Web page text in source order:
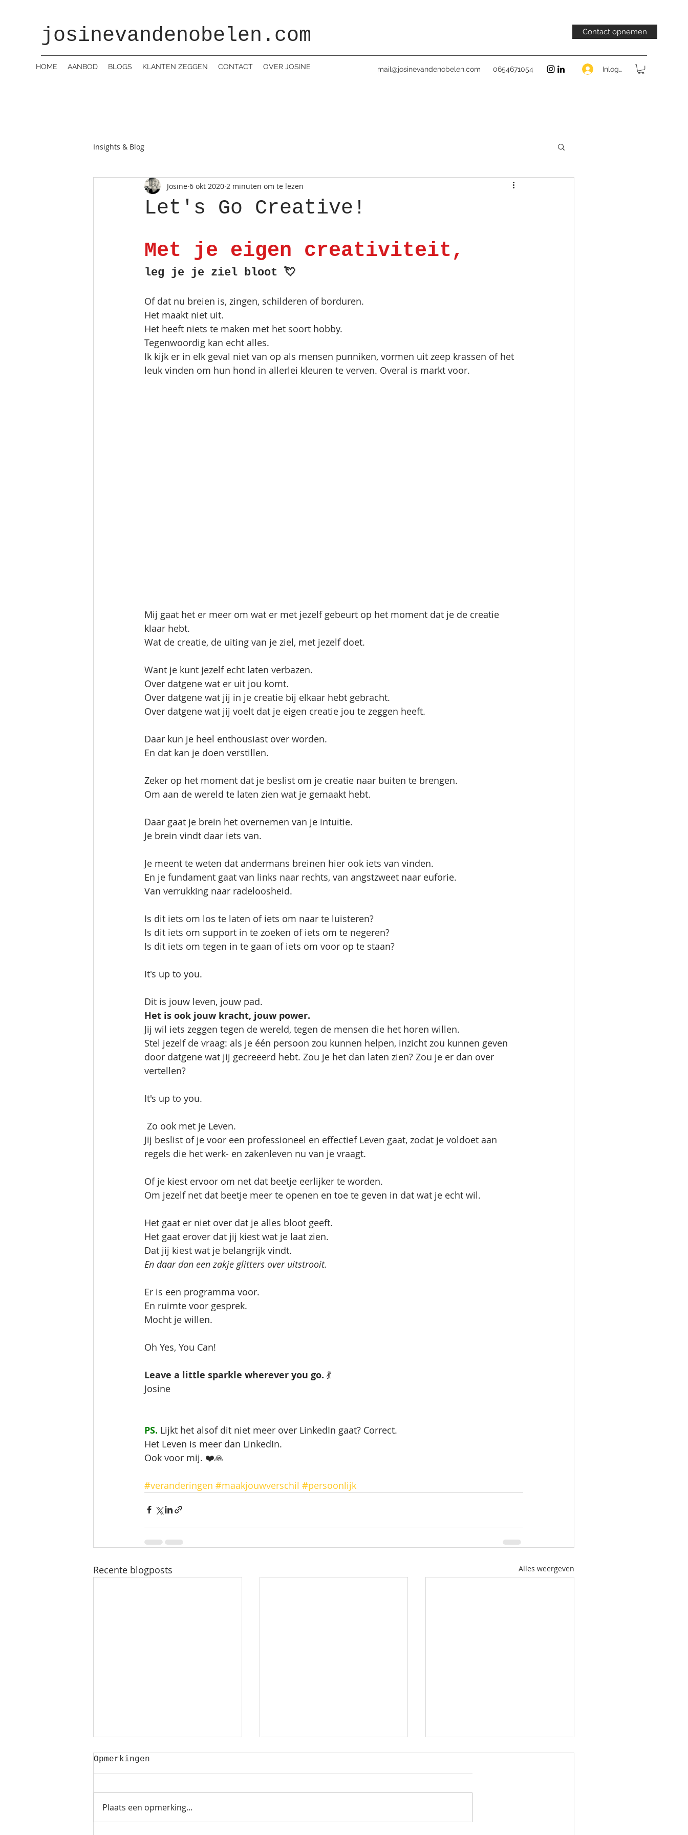
josinevandenobelen.com Contact opnemen
HOME AANBOD BLOGS KLANTEN ZEGGEN CONTACT OVER JOSINE mail@josinevandenobelen.com 0654671054 Inloggen
Insights & Blog
Let's Go Creative!
Josine 6 okt 2020 2 minuten om te lezen
Met je eigen creativiteit,
leg je je ziel bloot 💘
Of dat nu breien is, zingen, schilderen of borduren.
Het maakt niet uit.
Het heeft niets te maken met het soort hobby.
Tegenwoordig kan echt alles.
Ik kijk er in elk geval niet van op als mensen punniken, vormen uit zeep krassen of het
leuk vinden om hun hond in allerlei kleuren te verven. Overal is markt voor.
Mij gaat het er meer om wat er met jezelf gebeurt op het moment dat je de creatie
klaar hebt.
Wat de creatie, de uiting van je ziel, met jezelf doet.
Want je kunt jezelf echt laten verbazen.
Over datgene wat er uit jou komt.
Over datgene wat jij in je creatie bij elkaar hebt gebracht.
Over datgene wat jij voelt dat je eigen creatie jou te zeggen heeft.
Daar kun je heel enthousiast over worden.
En dat kan je doen verstillen.
Zeker op het moment dat je beslist om je creatie naar buiten te brengen.
Om aan de wereld te laten zien wat je gemaakt hebt.
Daar gaat je brein het overnemen van je intuïtie.
Je brein vindt daar iets van.
Je meent te weten dat andermans breinen hier ook iets van vinden.
En je fundament gaat van links naar rechts, van angstzweet naar euforie.
Van verrukking naar radeloosheid.
Is dit iets om los te laten of iets om naar te luisteren?
Is dit iets om support in te zoeken of iets om te negeren?
Is dit iets om tegen in te gaan of iets om voor op te staan?
It's up to you.
Dit is jouw leven, jouw pad.
Het is ook jouw kracht, jouw power.
Jij wil iets zeggen tegen de wereld, tegen de mensen die het horen willen.
Stel jezelf de vraag: als je één persoon zou kunnen helpen, inzicht zou kunnen geven
door datgene wat jij gecreëerd hebt. Zou je het dan laten zien? Zou je er dan over
vertellen?
It's up to you.
Zo ook met je Leven.
Jij beslist of je voor een professioneel en effectief Leven gaat, zodat je voldoet aan
regels die het werk- en zakenleven nu van je vraagt.
Of je kiest ervoor om net dat beetje eerlijker te worden.
Om jezelf net dat beetje meer te openen en toe te geven in dat wat je echt wil.
Het gaat er niet over dat je alles bloot geeft.
Het gaat erover dat jij kiest wat je laat zien.
Dat jij kiest wat je belangrijk vindt.
En daar dan een zakje glitters over uitstrooit.
Er is een programma voor.
En ruimte voor gesprek.
Mocht je willen.
Oh Yes, You Can!
Leave a little sparkle wherever you go. 💃
Josine
PS. Lijkt het alsof dit niet meer over LinkedIn gaat? Correct.
Het Leven is meer dan LinkedIn.
Ook voor mij. ❤️🙏
#veranderingen #maakjouwverschil #persoonlijk
Recente blogposts Alles weergeven
Opmerkingen
Plaats een opmerking...